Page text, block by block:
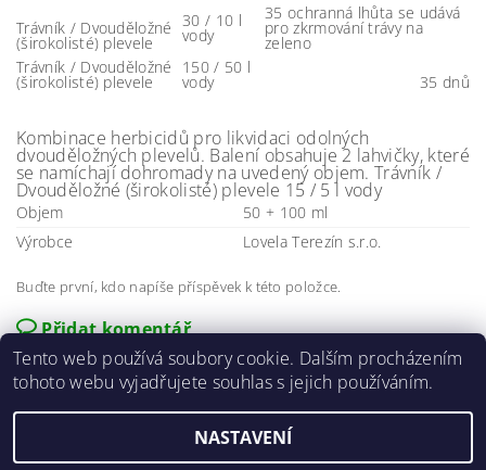
Trávník / Dvouděložné
(širokolisté) plevele
30 / 10 l
vody
35 ochranná lhůta se udává
pro zkrmování trávy na
zeleno
Trávník / Dvouděložné
(širokolisté) plevele
150 / 50 l
vody 35 dnů
Kombinace herbicidů pro likvidaci odolných
dvouděložných plevelů. Balení obsahuje 2 lahvičky, které
se namíchají dohromady na uvedený objem. Trávník /
Dvouděložné (širokolisté) plevele 15 / 5 l vody
Objem
50 + 100 ml
Výrobce
Lovela Terezín s.r.o.
Buďte první, kdo napíše příspěvek k této položce.
Přidat komentář
2026 ©E-agro.cz, všechna práva vyhrazena
Tento web používá soubory cookie. Dalším procházením
tohoto webu vyjadřujete souhlas s jejich používáním.
NASTAVENÍ